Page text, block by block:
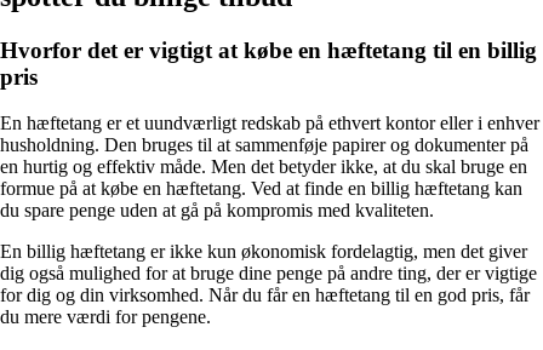
Hvorfor det er vigtigt at købe en hæftetang til en billig
pris
En hæftetang er et uundværligt redskab på ethvert kontor eller i enhver
husholdning. Den bruges til at sammenføje papirer og dokumenter på
en hurtig og effektiv måde. Men det betyder ikke, at du skal bruge en
formue på at købe en hæftetang. Ved at finde en billig hæftetang kan
du spare penge uden at gå på kompromis med kvaliteten.
En billig hæftetang er ikke kun økonomisk fordelagtig, men det giver
dig også mulighed for at bruge dine penge på andre ting, der er vigtige
for dig og din virksomhed. Når du får en hæftetang til en god pris, får
du mere værdi for pengene.